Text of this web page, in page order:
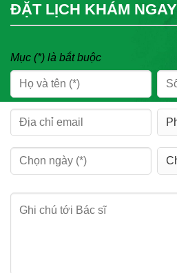
ĐẶT LỊCH KHÁM NGAY
Mục (*) là bắt buộc